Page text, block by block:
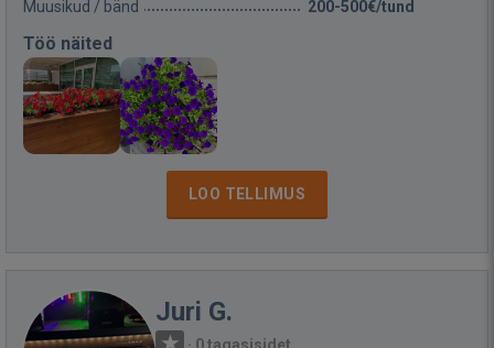
Muusikud / bänd 200-500€/tund
Töö näited
LOO TELLIMUS
Juri G.